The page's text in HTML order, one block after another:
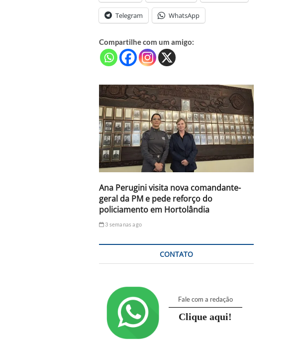
Telegram WhatsApp
Compartilhe com um amigo:
Ana Perugini visita nova comandante-
geral da PM e pede reforço do
policiamento em Hortolândia
3 semanas ago
CONTATO
Fale com a redação
Clique aqui!